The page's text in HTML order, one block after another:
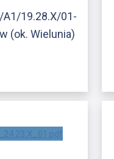
A1/19.28.X/01-
(ok. Wielunia)